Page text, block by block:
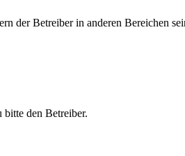
der Betreiber in anderen Bereichen
den Betreiber.